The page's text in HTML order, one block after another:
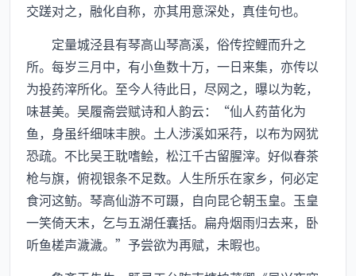
交蹉对之，融化自称，亦其用意深处，真佳句也。
定量城泾县有琴高山琴高溪，俗传控鲤而升之
所。每岁三月中，有小鱼数十万，一日来集，亦传以
为投药滓所化。至今人待此日，尽网之，曝以为乾，
味甚美。吴履斋尝赋诗和人韵云：“仙人药苗化为
鱼，身虽纤细味丰腴。土人涉溪如采荇，以布为网犹
恐疏。不比吴王耽嗜鲙，松江千古留腥滓。好似春茶
枪与旗，俯视银条不足数。人生所乐在家乡，何必定
食河这鲂。琴高仙游不可蹑，自向昆仑朝玉皇。玉皇
一笑倚天末，乞与五湖任囊括。扁舟烟雨归去来，卧
听鱼槎声濊濊。”予尝欲为再赋，未暇也。